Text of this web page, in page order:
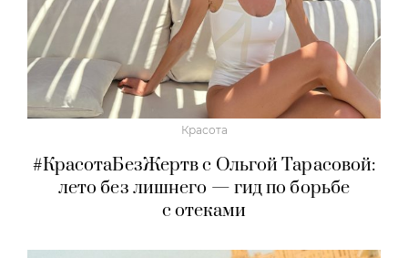
Красота
#КрасотаБезЖертв с Ольгой Тарасовой:
лето без лишнего — гид по борьбе
с отеками